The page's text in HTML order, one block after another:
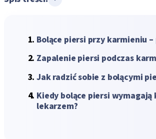
Bolące piersi przy karmieniu
Zapalenie piersi podczas
Jak radzić sobie z bolącymi
Kiedy bolące piersi
lekarzem?